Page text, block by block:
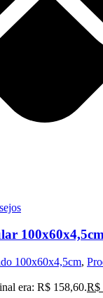
100x60x4,5cm,
era: R$ 158,60.R$